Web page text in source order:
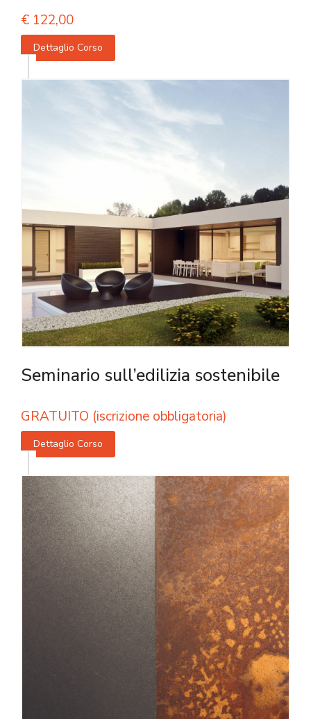
€ 122,00
Dettaglio Corso
Seminario sull’edilizia sostenibile
GRATUITO (iscrizione obbligatoria)
Dettaglio Corso